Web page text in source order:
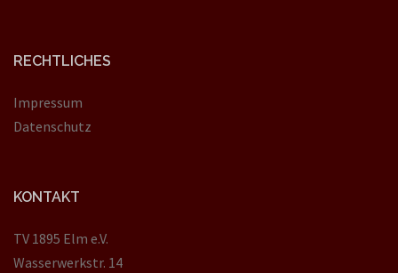
RECHTLICHES
Impressum
Datenschutz
KONTAKT
TV 1895 Elm e.V.
Wasserwerkstr. 14